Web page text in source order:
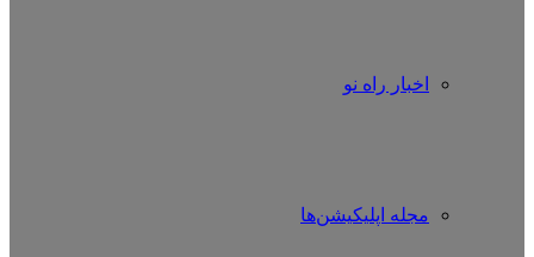
اخبار راه نو
مجله اپلیکیشن‌ها